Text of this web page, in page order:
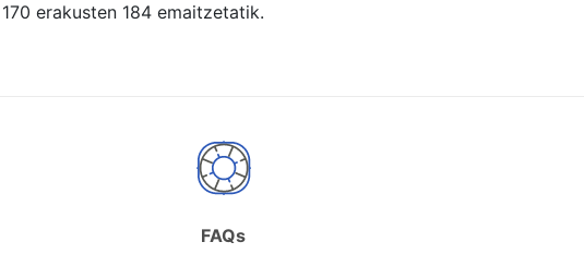
170 erakusten 184 emaitzetatik.
FAQs